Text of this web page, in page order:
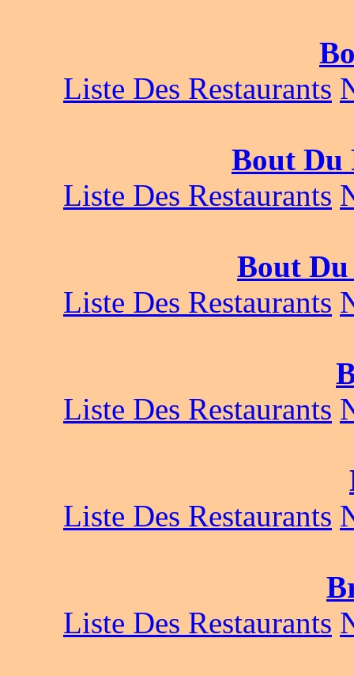
Liste Des Restaurants
Bout Du
Liste Des Restaurants
Bout
Liste Des Restaurants
Liste Des Restaurants
Liste Des Restaurants
Liste Des Restaurants